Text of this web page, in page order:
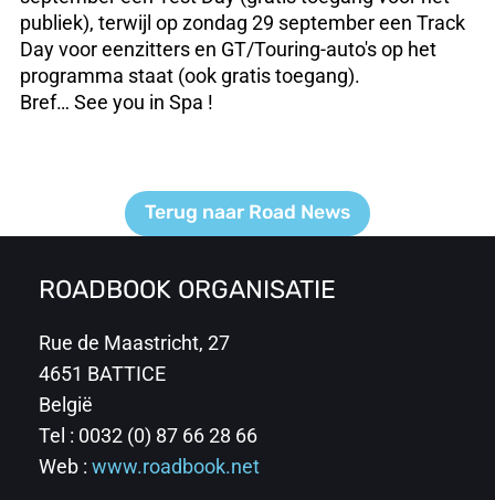
publiek), terwijl op zondag 29 september een Track
Day voor eenzitters en GT/Touring-auto's op het
programma staat (ook gratis toegang).
Bref… See you in Spa !
Terug naar Road News
ROADBOOK ORGANISATIE
Rue de Maastricht, 27
4651 BATTICE
België
Tel : 0032 (0) 87 66 28 66
Web :www.roadbook.net